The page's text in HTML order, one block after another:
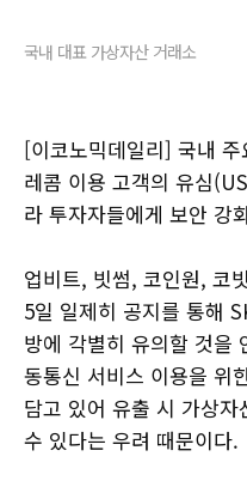
국내 대표 가상자산 거래소
[이코노믹데일리] 국내
레콤 이용 고객의 유심
라 투자자들에게 보안 강
업비트, 빗썸, 코인원, 코
5일 일제히 공지를 통해
방에 각별히 유의할 것을
동통신 서비스 이용을 위
담고 있어 유출 시 가상
수 있다는 우려 때문이다.